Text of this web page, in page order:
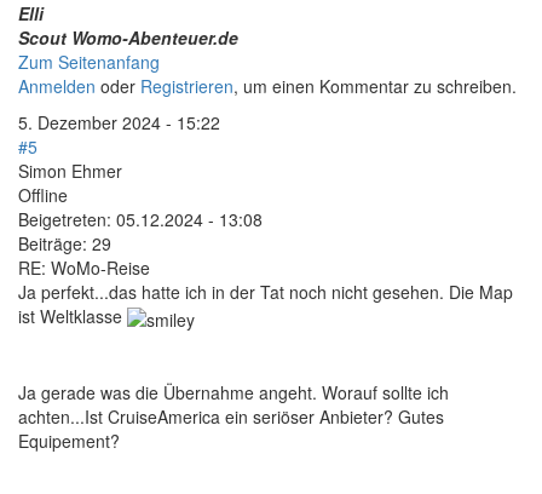
Elli
Scout Womo-Abenteuer.de
Zum Seitenanfang
Anmelden oder Registrieren, um einen Kommentar zu schreiben.
5. Dezember 2024 - 15:22
#5
Simon Ehmer
Offline
Beigetreten: 05.12.2024 - 13:08
Beiträge: 29
RE: WoMo-Reise
Ja perfekt...das hatte ich in der Tat noch nicht gesehen. Die Map
ist Weltklasse
Ja gerade was die Übernahme angeht. Worauf sollte ich
achten...Ist CruiseAmerica ein seriöser Anbieter? Gutes
Equipement?